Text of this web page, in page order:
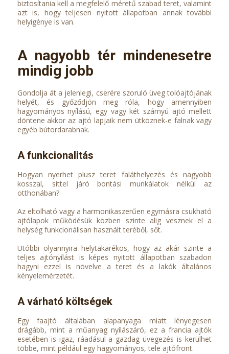
biztosítania kell a megfelelő méretű szabad teret, valamint
azt is, hogy teljesen nyitott állapotban annak további
helyigénye is van.
A nagyobb tér mindenesetre
mindig jobb
Gondolja át a jelenlegi, cserére szoruló üveg tolóajtójának
helyét, és győződjön meg róla, hogy amennyiben
hagyományos nyílású, egy vagy két szárnyú ajtó mellett
döntene akkor az ajtó lapjaik nem ütköznek-e falnak vagy
egyéb bútordarabnak.
A funkcionalitás
Hogyan nyerhet plusz teret faláthelyezés és nagyobb
kosszal, sittel járó bontási munkálatok nélkül az
otthonában?
Az eltolható vagy a harmonikaszerűen egymásra csukható
ajtólapok működésük közben szinte alig vesznek el a
helység funkcionálisan használt teréből, sőt.
Utóbbi olyannyira helytakarékos, hogy az akár szinte a
teljes ajtónyílást is képes nyitott állapotban szabadon
hagyni ezzel is növelve a teret és a lakók általános
kényelemérzetét.
A várható költségek
Egy faajtó általában alapanyaga miatt lényegesen
drágább, mint a műanyag nyílászáró, ez a francia ajtók
esetében is igaz, ráadásul a gazdag üvegezés is kerülhet
többe, mint például egy hagyományos, tele ajtófront.